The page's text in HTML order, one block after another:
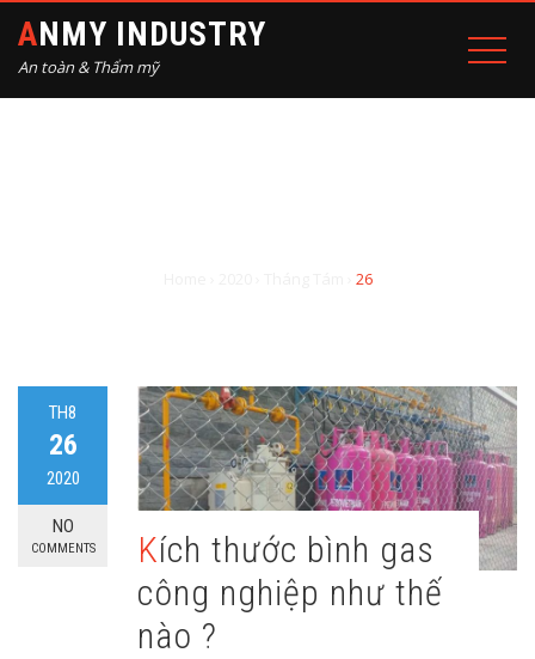
ANMY INDUSTRY
An toàn & Thẩm mỹ
26
TH8
26
2020
NO
COMMENTS
Kích thước bình gas
công nghiệp như thế
nào ?